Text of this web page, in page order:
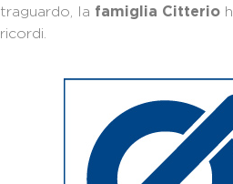
traguardo, la famiglia Citterio
ricordi.